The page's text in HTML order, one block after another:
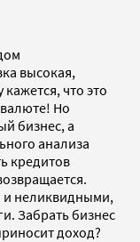
высокая,
что это
валюте! Но
бизнес, а
анализа
кредитов
и неликвидными,
Забрать бизнес
доход?